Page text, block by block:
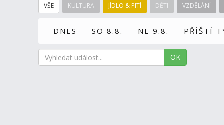
VŠE KULTURA JÍDLO & PITÍ DĚTI VZDĚLÁNÍ
DNES SO 8.8. NE 9.8. PŘÍŠTÍ
OK